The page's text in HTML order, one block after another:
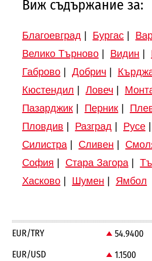
Виж съдържание за:
Благоевград Бургас|
Велико Търново| Видин
Габрово| Добрич
Кюстендил
Ловеч
Пазарджик| Перник|
Пловдив
Разград Русе|
Силистра| Сливен
София
Стара Загора|
Хасково| Шумен Ямбол
EUR/TRY 54.9400
EUR/USD
1.1500